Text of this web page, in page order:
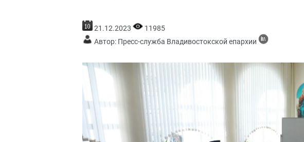
21.12.2023
11985
Автор: Пресс-служба Владивостокской епархии